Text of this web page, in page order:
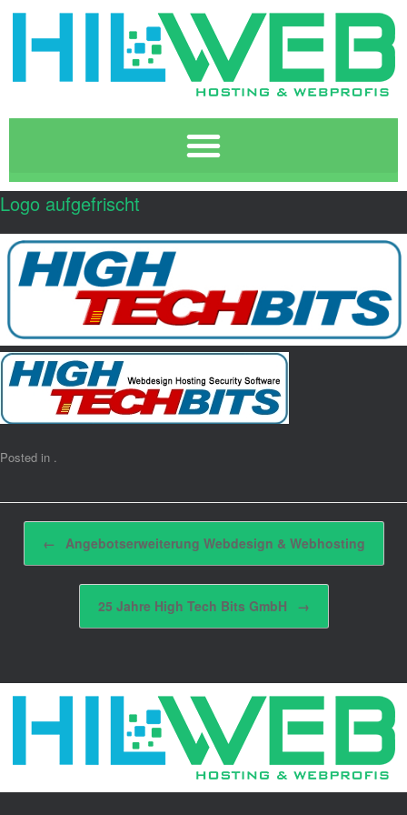
Logo aufgefrischt
Posted in .
← Angebotserweiterung Webdesign & Webhosting
25 Jahre High Tech Bits GmbH →